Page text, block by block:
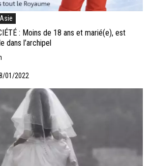
Asie
: Moins de 18 ans et marié(e), est
dans l’archipel
01/2022